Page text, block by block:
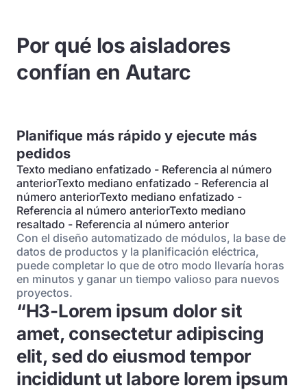
Por qué los aisladores
confían en Autarc
Planifique más rápido y ejecute más
pedidos
Texto mediano enfatizado - Referencia al número
anteriorTexto mediano enfatizado - Referencia al
número anteriorTexto mediano enfatizado -
Referencia al número anteriorTexto mediano
resaltado - Referencia al número anterior
Con el diseño automatizado de módulos, la base de
datos de productos y la planificación eléctrica,
puede completar lo que de otro modo llevaría horas
en minutos y ganar un tiempo valioso para nuevos
proyectos.
“H3-Lorem ipsum dolor sit
amet, consectetur adipiscing
elit, sed do eiusmod tempor
incididunt ut labore lorem ipsum